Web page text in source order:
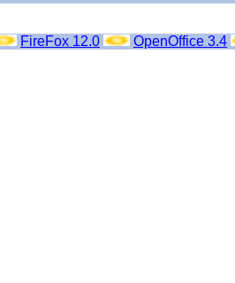
FireFox 12.0 OpenOffice 3.4